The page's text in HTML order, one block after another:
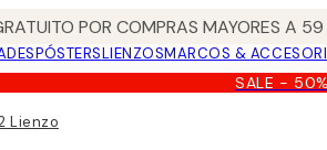
POR COMPRAS MAYORES A
PÓSTERSLIENZOSMARCOS &
SALE - 50%
Lienzo